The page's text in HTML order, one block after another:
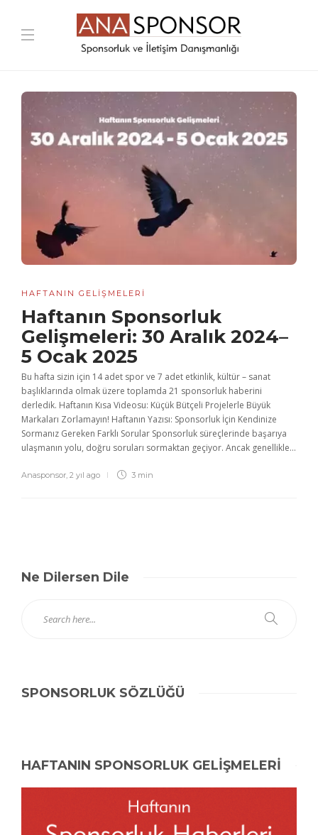
HAFTANIN GELIŞMELERI
Haftanın Sponsorluk
Gelişmeleri: 30 Aralık 2024–
5 Ocak 2025
Bu hafta sizin için 14 adet spor ve 7 adet etkinlik, kültür – sanat
başlıklarında olmak üzere toplamda 21 sponsorluk haberini
derledik. Haftanın Kısa Videosu: Küçük Bütçeli Projelerle Büyük
Markaları Zorlamayın! Haftanın Yazısı: Sponsorluk İçin Kendinize
Sormanız Gereken Farklı Sorular Sponsorluk süreçlerinde başarıya
ulaşmanın yolu, doğru soruları sormaktan geçiyor. Ancak genellikle...
Anasponsor, 2 yıl ago 3 min
Ne Dilersen Dile
SPONSORLUK SÖZLÜĞÜ
HAFTANIN SPONSORLUK GELİŞMELERİ